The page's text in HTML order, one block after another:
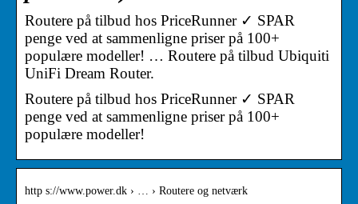
Routere på tilbud hos PriceRunner ✓ SPAR
penge ved at sammenligne priser på 100+
populære modeller! … Routere på tilbud Ubiquiti
UniFi Dream Router.
Routere på tilbud hos PriceRunner ✓ SPAR
penge ved at sammenligne priser på 100+
populære modeller!
http s://www.power.dk › … › Routere og netværk